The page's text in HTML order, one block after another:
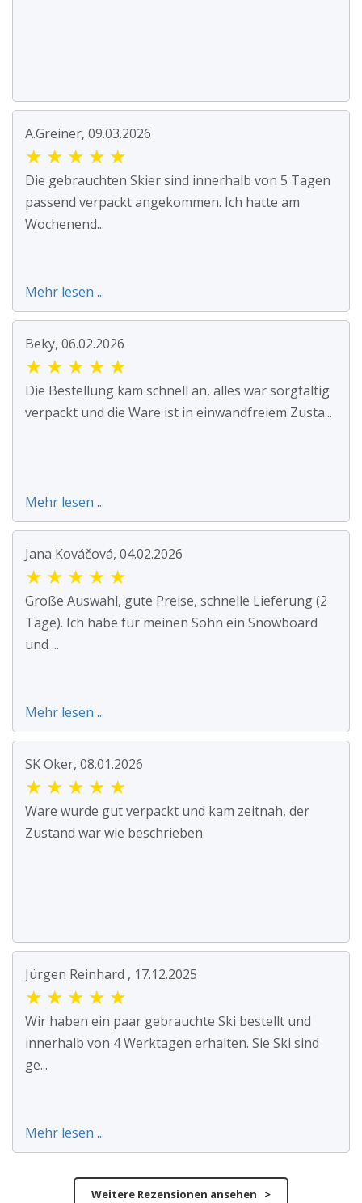
A.Greiner, 09.03.2026
★ ★ ★ ★ ★
Die gebrauchten Skier sind innerhalb von 5 Tagen
passend verpackt angekommen. Ich hatte am
Wochenend...
Mehr lesen ...
Beky, 06.02.2026
★ ★ ★ ★ ★
Die Bestellung kam schnell an, alles war sorgfältig
verpackt und die Ware ist in einwandfreiem Zusta...
Mehr lesen ...
Jana Kováčová, 04.02.2026
★ ★ ★ ★ ★
Große Auswahl, gute Preise, schnelle Lieferung (2
Tage). Ich habe für meinen Sohn ein Snowboard
und ...
Mehr lesen ...
SK Oker, 08.01.2026
★ ★ ★ ★ ★
Ware wurde gut verpackt und kam zeitnah, der
Zustand war wie beschrieben
Jürgen Reinhard , 17.12.2025
★ ★ ★ ★ ★
Wir haben ein paar gebrauchte Ski bestellt und
innerhalb von 4 Werktagen erhalten. Sie Ski sind
ge...
Mehr lesen ...
Weitere Rezensionen ansehen >